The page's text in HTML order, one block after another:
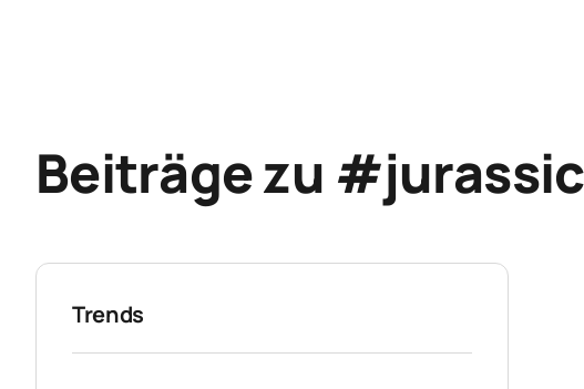
Beiträge zu
Trends